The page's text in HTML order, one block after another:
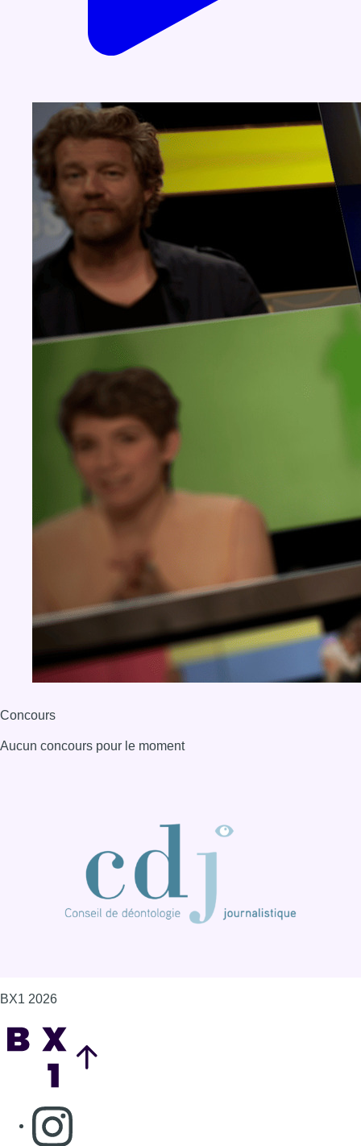
Concours
Aucun concours pour le moment
BX1 2026
Consulter page Instagram